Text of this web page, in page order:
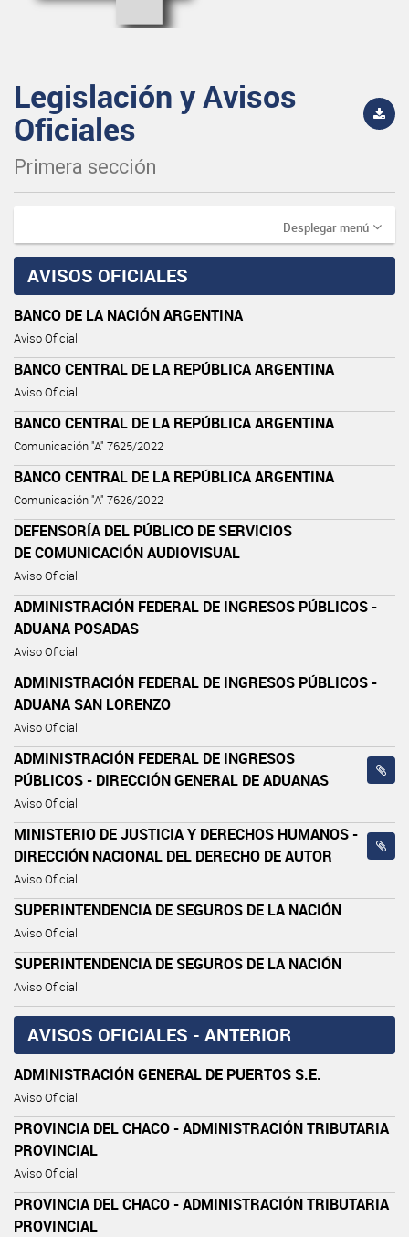
Legislación y Avisos
Oficiales
Primera sección
Desplegar menú
AVISOS OFICIALES
BANCO DE LA NACIÓN ARGENTINA
Aviso Oficial
BANCO CENTRAL DE LA REPÚBLICA ARGENTINA
Aviso Oficial
BANCO CENTRAL DE LA REPÚBLICA ARGENTINA
Comunicación "A" 7625/2022
BANCO CENTRAL DE LA REPÚBLICA ARGENTINA
Comunicación "A" 7626/2022
DEFENSORÍA DEL PÚBLICO DE SERVICIOS
DE COMUNICACIÓN AUDIOVISUAL
Aviso Oficial
ADMINISTRACIÓN FEDERAL DE INGRESOS PÚBLICOS -
ADUANA POSADAS
Aviso Oficial
ADMINISTRACIÓN FEDERAL DE INGRESOS PÚBLICOS -
ADUANA SAN LORENZO
Aviso Oficial
ADMINISTRACIÓN FEDERAL DE INGRESOS
PÚBLICOS - DIRECCIÓN GENERAL DE ADUANAS
Aviso Oficial
MINISTERIO DE JUSTICIA Y DERECHOS HUMANOS -
DIRECCIÓN NACIONAL DEL DERECHO DE AUTOR
Aviso Oficial
SUPERINTENDENCIA DE SEGUROS DE LA NACIÓN
Aviso Oficial
SUPERINTENDENCIA DE SEGUROS DE LA NACIÓN
Aviso Oficial
AVISOS OFICIALES - ANTERIOR
ADMINISTRACIÓN GENERAL DE PUERTOS S.E.
Aviso Oficial
PROVINCIA DEL CHACO - ADMINISTRACIÓN TRIBUTARIA
PROVINCIAL
Aviso Oficial
PROVINCIA DEL CHACO - ADMINISTRACIÓN TRIBUTARIA
PROVINCIAL